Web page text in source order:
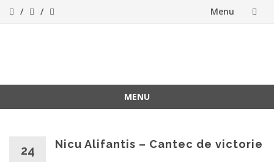
Menu
MENU
24 Nicu Alifantis – Cantec de victorie